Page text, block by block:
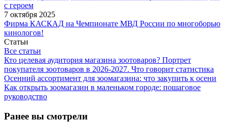
с героем
7 октября 2025
Фирма КАСКАД на Чемпионате МВД России по многоборью
кинологов!
Статьи
Все статьи
Кто целевая аудитория магазина зоотоваров? Портрет
покупателя зоотоваров в 2026-2027. Что говорит статистика
Осенний ассортимент для зоомагазина: что закупить к осени
Как открыть зоомагазин в маленьком городе: пошаговое
руководство
Ранее вы смотрели